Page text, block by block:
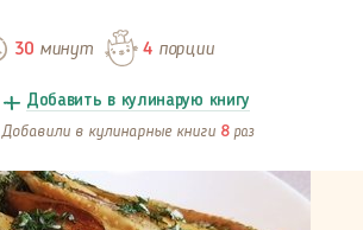
30минут 4порции
Добавить в кулинарую книгу
Добавили в кулинарные книги 8 раз